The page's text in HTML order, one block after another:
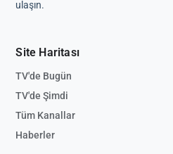
ulaşın.
Site Haritası
TV'de Bugün
TV'de Şimdi
Tüm Kanallar
Haberler